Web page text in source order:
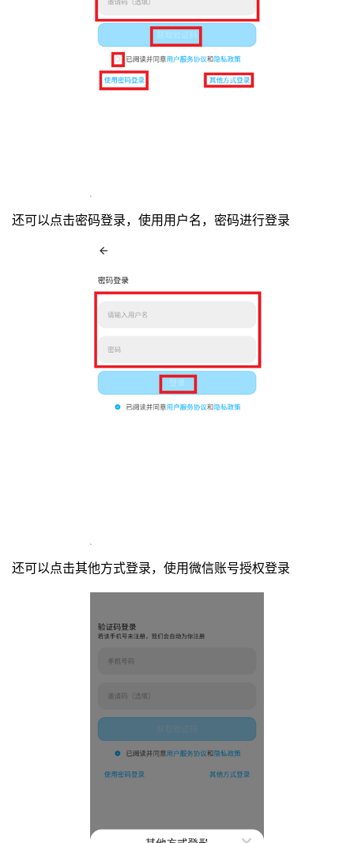
还可以点击密码登录，使用用户名，密码进行登录
还可以点击其他方式登录，使用微信账号授权登录